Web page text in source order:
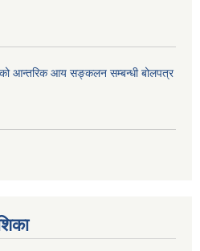
आन्तरिक आय सङ्कलन सम्बन्धी बोलपत्र